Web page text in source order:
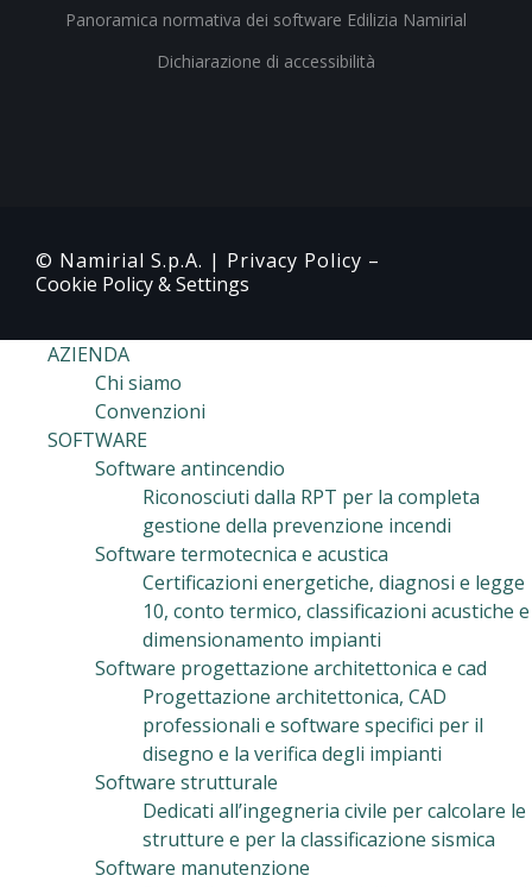
Panoramica normativa dei software Edilizia Namirial
Dichiarazione di accessibilità
© Namirial S.p.A. | Privacy Policy –
Cookie Policy & Settings
AZIENDA
Chi siamo
Convenzioni
SOFTWARE
Software antincendio
Riconosciuti dalla RPT per la completa
gestione della prevenzione incendi
Software termotecnica e acustica
Certificazioni energetiche, diagnosi e legge
10, conto termico, classificazioni acustiche e
dimensionamento impianti
Software progettazione architettonica e cad
Progettazione architettonica, CAD
professionali e software specifici per il
disegno e la verifica degli impianti
Software strutturale
Dedicati all’ingegneria civile per calcolare le
strutture e per la classificazione sismica
Software manutenzione